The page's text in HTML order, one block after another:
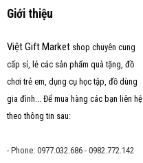
Giới thiệu
Việt Gift Marketshop chuyên cung
cấp sỉ, lẻ các sản phẩm quà tặng, đồ
chơi trẻ em, dụng cụ học tập, đồ dùng
gia đình... Để mua hàng các bạn liên hệ
theo thông tin sau:
- Phone: 0977.032.686 - 0982.772.142